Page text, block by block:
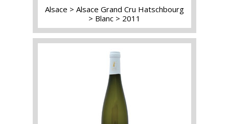
Alsace
Alsace Grand Cru Hatschbourg
Blanc
2011